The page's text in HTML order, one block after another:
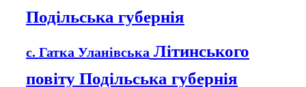
Подільська губернія
с. Гатка Уланівська Літинського
повіту Подільська губернія